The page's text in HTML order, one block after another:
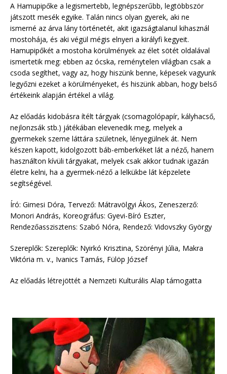
A Hamupipőke a legismertebb, legnépszerűbb, legtöbbször
játszott mesék egyike. Talán nincs olyan gyerek, aki ne
ismerné az árva lány történetét, akit igazságtalanul kihasznál
mostohája, és aki végül mégis elnyeri a királyfi kegyeit.
Hamupipőkét a mostoha körülmények az élet sötét oldalával
ismertetik meg: ebben az ócska, reménytelen világban csak a
csoda segíthet, vagy az, hogy hiszünk benne, képesek vagyunk
legyőzni ezeket a körülményeket, és hiszünk abban, hogy belső
értékeink alapján értékel a világ.
Az előadás kidobásra ítélt tárgyak (csomagolópapír, kályhacső,
nejlonzsák stb.) játékában elevenedik meg, melyek a
gyermekek szeme láttára születnek, lényegülnek át. Nem
készen kapott, kidolgozott báb-emberkéket lát a néző, hanem
használton kívüli tárgyakat, melyek csak akkor tudnak igazán
életre kelni, ha a gyermek-néző a lelkükbe lát képzelete
segítségével.
Író: Gimesi Dóra, Tervező: Mátravölgyi Ákos, Zeneszerző:
Monori András, Koreográfus: Gyevi-Bíró Eszter,
Rendezőasszisztens: Szabó Nóra, Rendező: Vidovszky György
Szereplők: Szereplők: Nyirkó Krisztina, Szörényi Júlia, Makra
Viktória m. v., Ivanics Tamás, Fülöp József
Az előadás létrejöttét a Nemzeti Kulturális Alap támogatta